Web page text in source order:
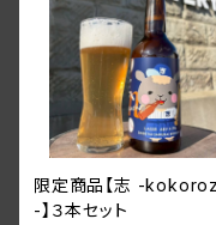
限定商品【志 -
-】３本セット